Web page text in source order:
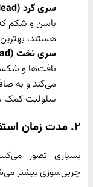
سری گرد (
باسن و شکم
هستند،
سری تخت (
بافت‌ها و
می‌کند و به
سلولیت کمک
۲. مدت زمان استفاده (زمان‌بندی استاندارد)
بسیاری تصور
چربی‌سوزی بیشتر